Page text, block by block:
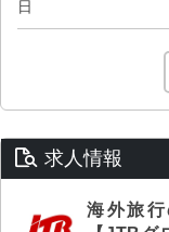
日
求人情報
海外旅